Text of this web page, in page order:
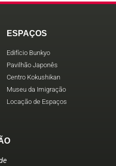
ESPAÇOS
Edifício Bunkyo
Pavilhão Japonês
Centro Kokushikan
Museu da Imigração
Locação de Espaços